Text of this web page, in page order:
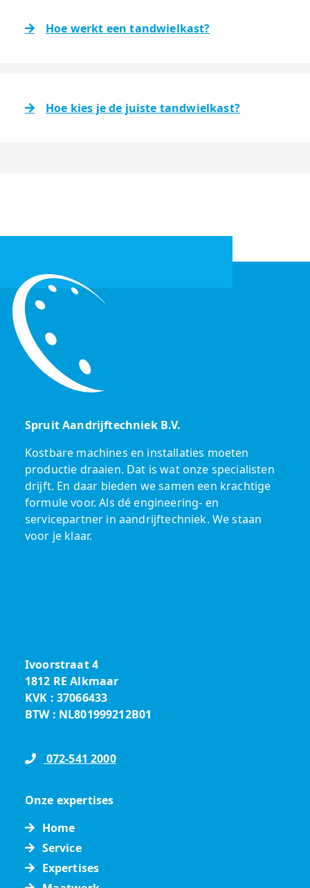
Hoe werkt een tandwielkast?
Hoe kies je de juiste tandwielkast?
Spruit Aandrijftechniek B.V.
Kostbare machines en installaties moeten
productie draaien. Dat is wat onze specialisten
drijft. En daar bieden we samen een krachtige
formule voor. Als dé engineering- en
servicepartner in aandrijftechniek. We staan
voor je klaar.
Ivoorstraat 4
1812 RE Alkmaar
KVK : 37066433
BTW : NL801999212B01
072-541 2000
Onze expertises
Home
Service
Expertises